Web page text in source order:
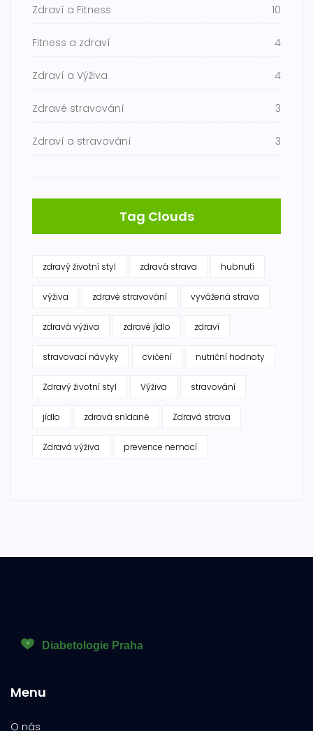
Zdraví a Fitness 10
Fitness a zdraví 4
Zdraví a Výživa 4
Zdravé stravování 3
Zdraví a stravování 3
Tag Clouds
zdravý životní styl zdravá strava hubnutí
výživa zdravé stravování vyvážená strava
zdravá výživa zdravé jídlo zdraví
stravovací návyky cvičení nutriční hodnoty
Zdravý životní styl Výživa stravování
jídlo zdravá snídaně Zdravá strava
Zdravá výživa prevence nemocí
Menu
O nás